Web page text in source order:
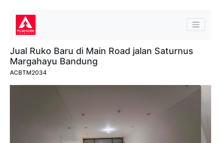
Jual Ruko Baru di Main Road jalan Saturnus
Margahayu Bandung
ACBTM2034